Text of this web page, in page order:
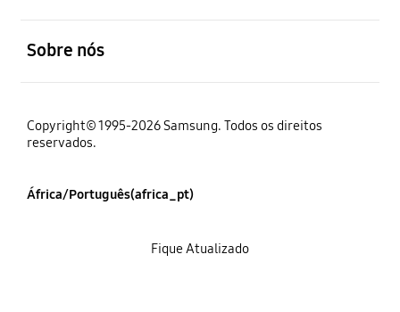
Sobre nós
Copyright© 1995-2026 Samsung. Todos os direitos
reservados.
África/Português(africa_pt)
Fique Atualizado